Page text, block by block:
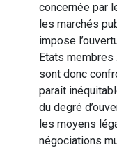
concernée par
les marchés
impose
Etats
sont donc
paraît
du degré
les moyens
négociations